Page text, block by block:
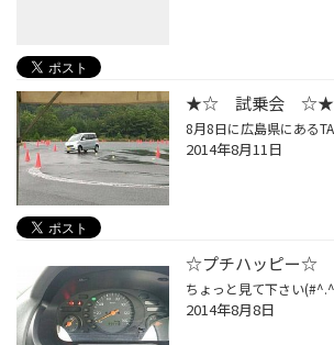
★☆ 試乗会 ☆★
2014年8月11日
☆プチハッピー☆
2014年8月8日